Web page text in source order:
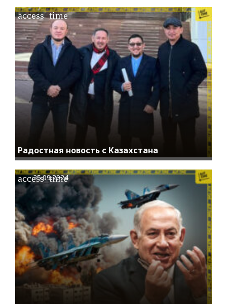
Радостная новость с Казахстана
access_time
access_time
25.09.2024